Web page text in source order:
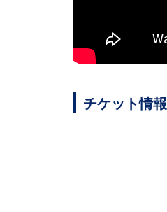
チケット情報